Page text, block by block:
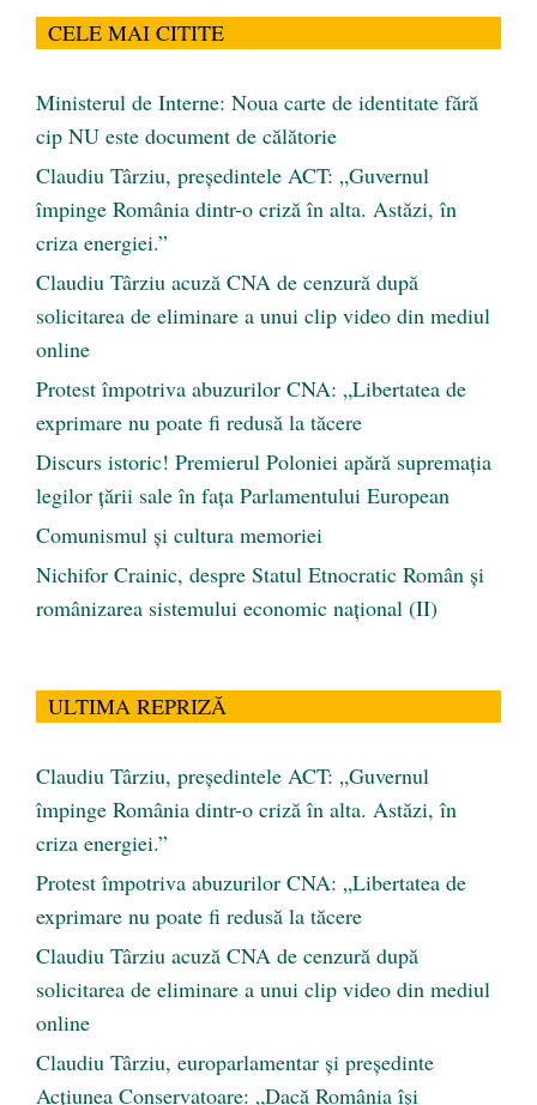
CELE MAI CITITE
Ministerul de Interne: Noua carte de identitate fără
cip NU este document de călătorie
Claudiu Târziu, președintele ACT: „Guvernul
împinge România dintr-o criză în alta. Astăzi, în
criza energiei.”
Claudiu Târziu acuză CNA de cenzură după
solicitarea de eliminare a unui clip video din mediul
online
Protest împotriva abuzurilor CNA: „Libertatea de
exprimare nu poate fi redusă la tăcere
Discurs istoric! Premierul Poloniei apără supremația
legilor țării sale în fața Parlamentului European
Comunismul şi cultura memoriei
Nichifor Crainic, despre Statul Etnocratic Român şi
românizarea sistemului economic naţional (II)
ULTIMA REPRIZĂ
Claudiu Târziu, președintele ACT: „Guvernul
împinge România dintr-o criză în alta. Astăzi, în
criza energiei.”
Protest împotriva abuzurilor CNA: „Libertatea de
exprimare nu poate fi redusă la tăcere
Claudiu Târziu acuză CNA de cenzură după
solicitarea de eliminare a unui clip video din mediul
online
Claudiu Târziu, europarlamentar și președinte
Acțiunea Conservatoare: „Dacă România își